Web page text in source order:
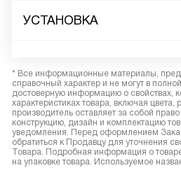
УСТАНОВКА
* Все информационные материалы,
справочный характер и не могут в
достоверную информацию о свойствах,
характеристиках товара, включая
производитель оставляет за собой
конструкцию, дизайн и комплектацию
уведомления. Перед оформлением
обратиться к Продавцу для уточнения
Товара. Подробная информация о
на упаковке товара. Используемое